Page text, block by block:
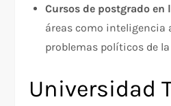
Cursos de postgrado
áreas como inteligencia
problemas políticos de la
Universidad